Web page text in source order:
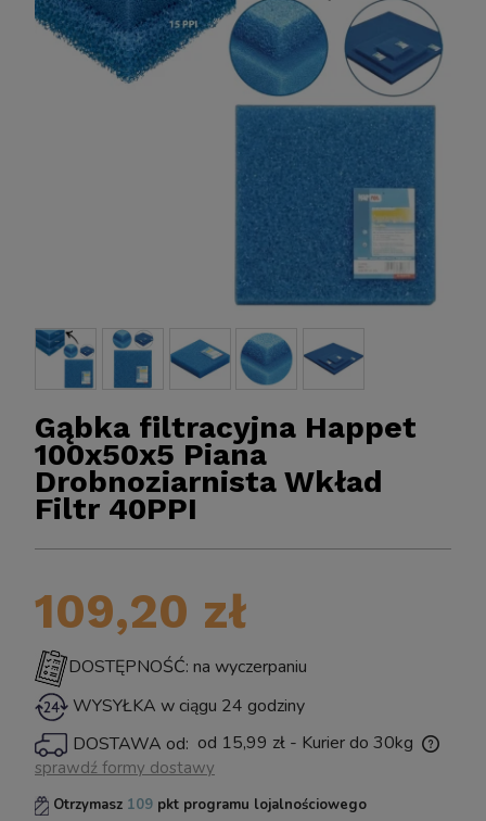
CPF-2500 Samoczyszczący FILTR Ciśnieniowy
11W do 6000L
399,00 zł
powiadom o dostępności
BIOKLAR
Gąbka filtracyjna Happet
100x50x5 Piana
Drobnoziarnista Wkład
Filtr 40PPI
109,20 zł
DOSTĘPNOŚĆ: na wyczerpaniu
WYSYŁKA w ciągu 24 godziny
DOSTAWA od: od 15,99 zł - Kurier do 30kg
Cena nie zawiera ewentualnych kosztów płatności
sprawdź formy dostawy
Otrzymasz 109 pkt programu lojalnościowego